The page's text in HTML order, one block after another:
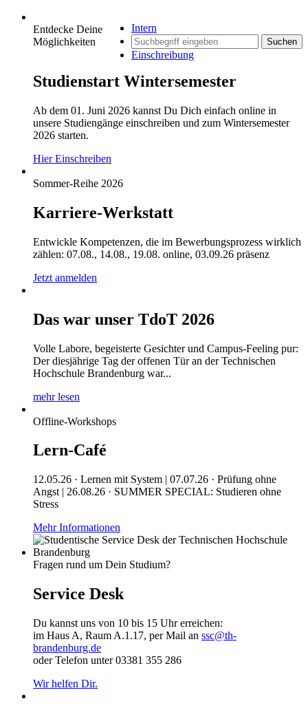
Intern
Suchen
Einschreibung
Entdecke Deine
Möglichkeiten
Studienstart Wintersemester
Ab dem 01. Juni 2026 kannst Du Dich einfach online in
unsere Studiengänge einschreiben und zum Wintersemester
2026 starten.
Hier Einschreiben
Sommer-Reihe 2026
Karriere-Werkstatt
Entwickle Kompetenzen, die im Bewerbungsprozess wirklich
zählen: 07.08., 14.08., 19.08. online, 03.09.26 präsenz
Jetzt anmelden
Das war unser TdoT 2026
Volle Labore, begeisterte Gesichter und Campus-Feeling pur:
Der diesjährige Tag der offenen Tür an der Technischen
Hochschule Brandenburg war...
mehr lesen
Offline-Workshops
Lern-Café
12.05.26 · Lernen mit System | 07.07.26 · Prüfung ohne
Angst | 26.08.26 · SUMMER SPECIAL: Studieren ohne
Stress
Mehr Informationen
Fragen rund um Dein Studium?
Service Desk
Du kannst uns von 10 bis 15 Uhr erreichen:
im Haus A, Raum A.1.17, per Mail an ssc@th-
brandenburg.de
oder Telefon unter 03381 355 286
Wir helfen Dir.